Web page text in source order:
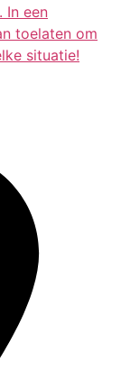
In een
toelaten om
situatie!